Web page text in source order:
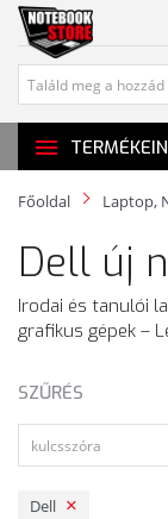
Főoldal Laptop,
Dell új
Irodai és tanulói
grafikus gépek –
SZŰRÉS
Dell